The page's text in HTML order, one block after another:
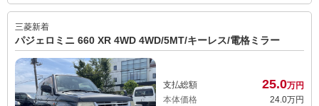
三菱新着
パジェロミニ 660 XR 4WD 4WD/5MT/キーレス/電格ミラー
支払総額 25.0万円
本体価格
24. 0万円